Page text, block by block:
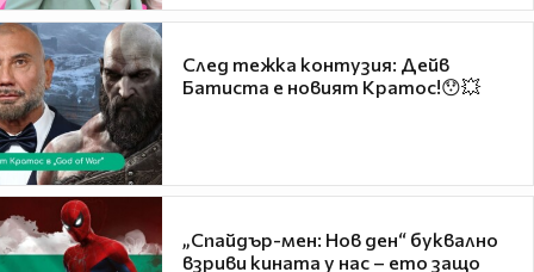
След тежка контузия: Дейв
Батиста е новият Кратос!😯💥
„Спайдър-мен: Нов ден“ буквално
взриви кината у нас – ето защо